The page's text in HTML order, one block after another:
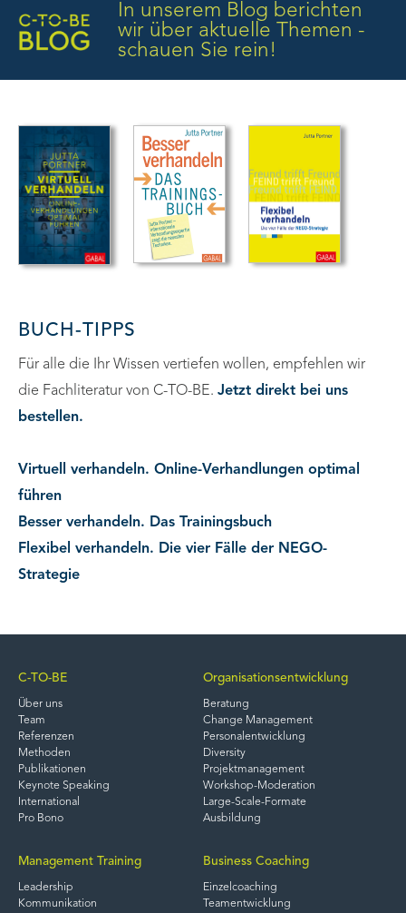
In unserem Blog berichten
wir über aktuelle Themen -
schauen Sie rein!
BUCH-TIPPS
Für alle die Ihr Wissen vertiefen wollen, empfehlen wir
die Fachliteratur von C-TO-BE. Jetzt direkt bei uns
bestellen.
Virtuell verhandeln. Online-Verhandlungen optimal
führen
Besser verhandeln. Das Trainingsbuch
Flexibel verhandeln. Die vier Fälle der NEGO-
Strategie
C-TO-BE
Über uns
Team
Referenzen
Methoden
Publikationen
Keynote Speaking
International
Pro Bono
Organisationsentwicklung
Beratung
Change Management
Personalentwicklung
Diversity
Projektmanagement
Workshop-Moderation
Large-Scale-Formate
Ausbildung
Management Training
Leadership
Kommunikation
Business Coaching
Einzelcoaching
Teamentwicklung